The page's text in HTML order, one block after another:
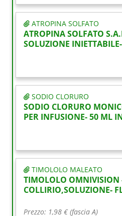
ATROPINA SOLFATO
ATROPINA SOLFATO
SOLUZIONE
SODIO CLORURO
SODIO CLORURO
PER INFUSIONE- 50 ML
TIMOLOLO MALEATO
TIMOLOLO OMNIVISION
COLLIRIO,SOLUZIONE-
Prezzo: 1,98 € (fascia A)